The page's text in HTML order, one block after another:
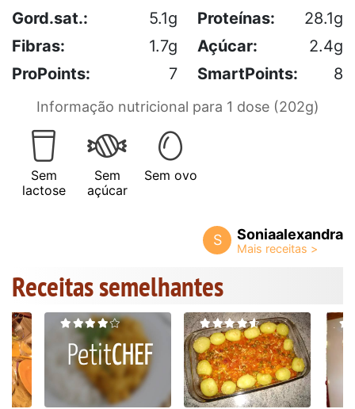
Gord.sat.:
5.1g Proteínas:
28.1g
Fibras:
1.7g Açúcar:
2.4g
ProPoints:
7 SmartPoints: 8
Informação nutricional para 1 dose (202g)
Sem
lactose
Sem
açúcar
Sem ovo
S Soniaalexandra
Receitas semelhantes